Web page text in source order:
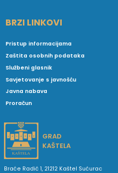
BRZI LINKOVI
Pristup informacijama
Zaštita osobnih podataka
Službeni glasnik
Savjetovanje s javnošću
Javna nabava
Proračun
GRAD
KAŠTELA
Braće Radić 1, 21212 Kaštel Sućurac